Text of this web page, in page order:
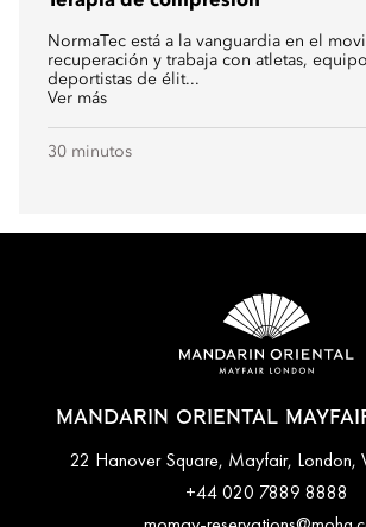
NormaTec está a la vanguardia en el
recuperación y trabaja con atletas,
deportistas de élit...
Ver más
30 minutos
MANDARIN ORIENTAL
22 Hanover Square, Mayfair, London,
+44 020 7889 8888